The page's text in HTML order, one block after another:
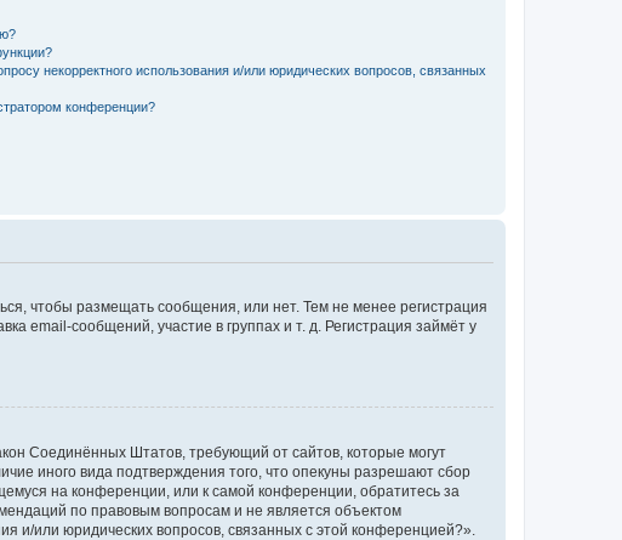
некорректного использования и/или юридических вопросов, связанных
конференции?
чтобы размещать сообщения, или нет. Тем не менее регистрация
email-сообщений, участие в группах и т. д. Регистрация займёт у
Соединённых Штатов, требующий от сайтов, которые могут
иного вида подтверждения того, что опекуны разрешают сбор
на конференции, или к самой конференции, обратитесь за
по правовым вопросам и не является объектом
и/или юридических вопросов, связанных с этой конференцией?».